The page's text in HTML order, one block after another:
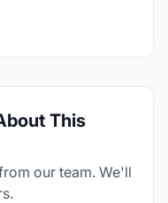
This
our team. We'll